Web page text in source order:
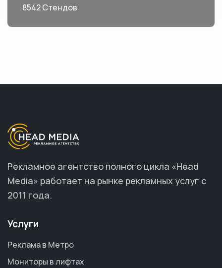
8542 Стендов
Рекламное агентство полного цикла «Head
Media» работает на рынке рекламных услуг с
2011 года.
Услуги
Реклама в Метро
Мониторы в лифтах